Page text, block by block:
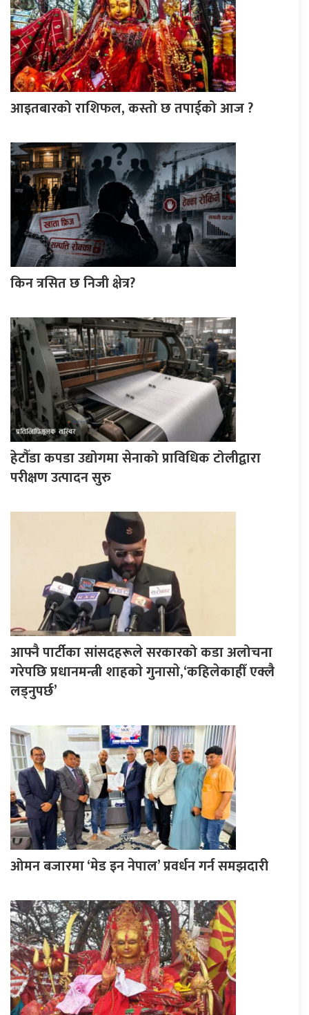
आइतबारको राशिफल, कस्तो छ तपाईको आज ?
किन त्रसित छ निजी क्षेत्र?
हेटौँडा कपडा उद्योगमा सेनाको प्राविधिक टोलीद्वारा
परीक्षण उत्पादन सुरु
आफ्नै पार्टीका सांसदहरूले सरकारको कडा अलोचना
गरेपछि प्रधानमन्त्री शाहकाे गुनासाे,‘कहिलेकाहीँ एक्लै
लड्नुपर्छ’
ओमन बजारमा ‘मेड इन नेपाल’ प्रवर्धन गर्न समझदारी